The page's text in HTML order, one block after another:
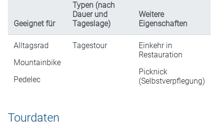
Geeignet für
Typen (nach
Dauer und
Tageslage)
Weitere
Eigenschaften
Alltagsrad
Mountainbike
Pedelec
Tagestour
Einkehr in
Restauration
Picknick
(Selbstverpflegung)
Tourdaten